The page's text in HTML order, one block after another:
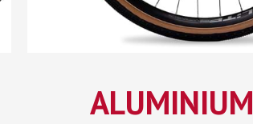
ALUMINIUM